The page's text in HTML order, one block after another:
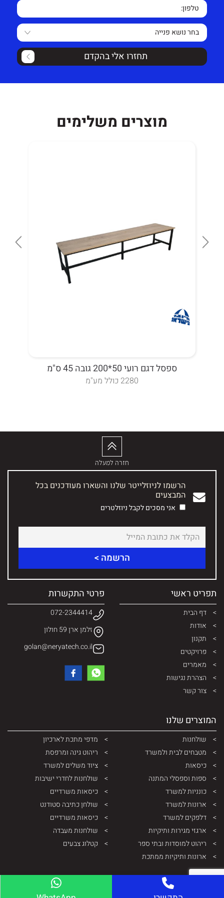
אחריות על הספסל לשנה למעט קרעים/קילופים בדמוי
עור/בד או שימוש לא סביר.
זמן אספקה 14 ימי עסקים.
תחזרו אלי בהקדם
מוצרים משלימים
ספסל דגם רועי 50*200 גובה 45 ס"מ
2280 כולל מע"מ
חזרה למעלה
הרשמו לניוזלייטר שלנו והשארו מעודכנים בכל
המבצעים
אני מסכים לקבל ניוזלטרים
תפריט ראשי
דף הבית
אודות
תקנון
פרויקטים
מאמרים
הצהרת נגישות
צור קשר
המוצרים שלנו
שולחנות
מטבחים לבית ולמשרד
כיסאות
ספות וספסלי המתנה
כונניות למשרד
ארונות למשרד
דלפקים למשרד
ארגזי מגירות ותיקיות
ריהוט למוסדות ובתי ספר
ארונות ותיקיות ממתכת
מדפי מתכת לארכיון
ריהוט גינה ומרפסת
ציוד משלים למשרד
שולחנות לחדרי ישיבות
כיסאות משרדיים
שולחן כתיבה סטודנט
כיסאות משרדיים
שולחנות מעבדה
קטלוג צבעים
פרטי התקשרות
072-2344414
זלמן ארן 59 חולון
golan@neryatech.co.il